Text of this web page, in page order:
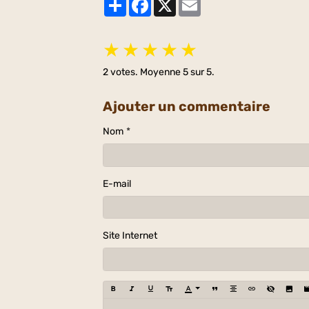
★ ★ ★ ★ ★
2votes. Moyenne5sur 5.
Ajouter un commentaire
Nom
E-mail
Site Internet